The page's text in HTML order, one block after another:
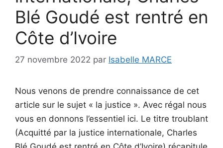
Blé Goudé est rentré en
Côte d’Ivoire
27 novembre 2022 par Isabelle MARCE
Nous venons de prendre connaissance de cet
article sur le sujet « la justice ». Avec régal nous
vous en donnons l’essentiel ici. Le titre troublant
(Acquitté par la justice internationale, Charles